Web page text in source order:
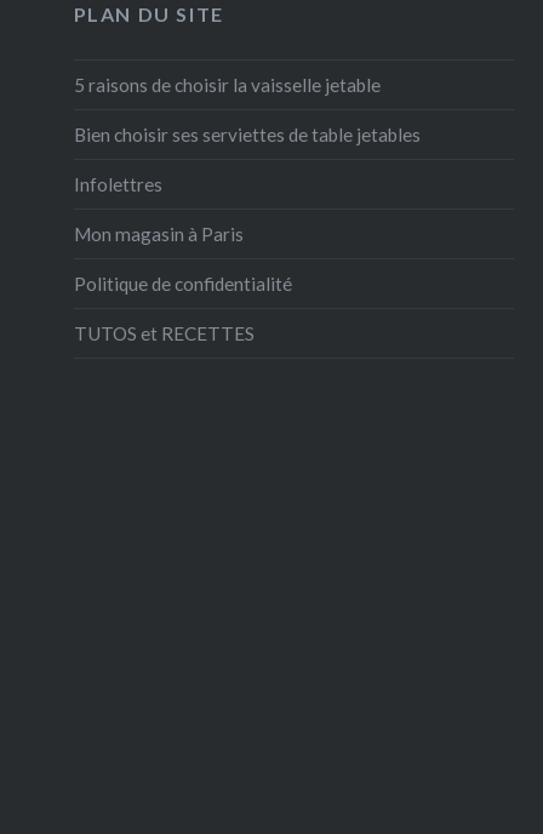
PLAN DU SITE
5 raisons de choisir la vaisselle jetable
Bien choisir ses serviettes de table jetables
Infolettres
Mon magasin à Paris
Politique de confidentialité
TUTOS et RECETTES